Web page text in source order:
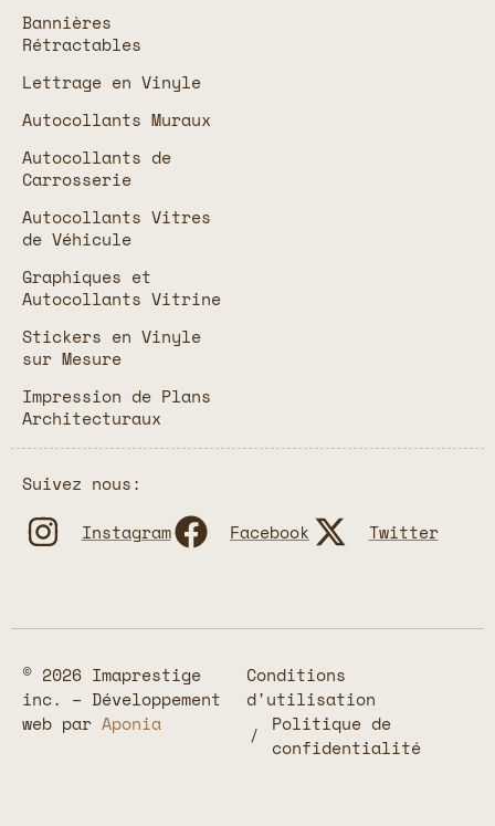
Bannières
Rétractables
Lettrage en Vinyle
Autocollants Muraux
Autocollants de
Carrosserie
Autocollants Vitres
de Véhicule
Graphiques et
Autocollants Vitrine
Stickers en Vinyle
sur Mesure
Impression de Plans
Architecturaux
Suivez nous:
Instagram
Facebook Twitter
© 2026 Imaprestige
inc. – Développement
web par Aponia
Conditions
d'utilisation
Politique de
confidentialité